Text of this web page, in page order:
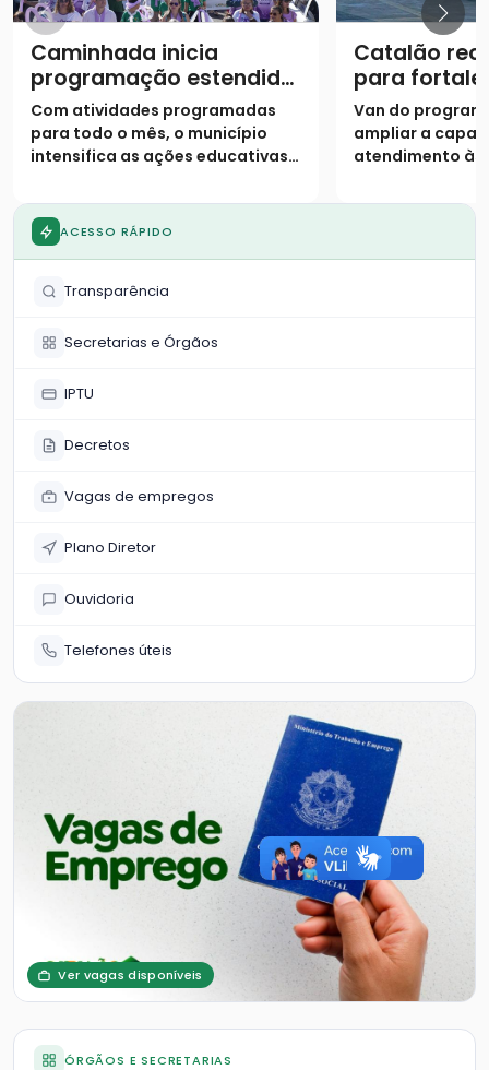
Caminhada inicia
programação estendida
do Agosto Lilás
Com atividades programadas
para todo o mês, o município
intensifica as ações educativas e
violência contra a mulher
Catalão
para
assistência
Van do
ampliar a
atendimento às
município
ACESSO RÁPIDO
Transparência
Secretarias e Órgãos
IPTU
Decretos
Vagas de empregos
Plano Diretor
Ouvidoria
Telefones úteis
Ver vagas disponíveis
ÓRGÃOS E SECRETARIAS